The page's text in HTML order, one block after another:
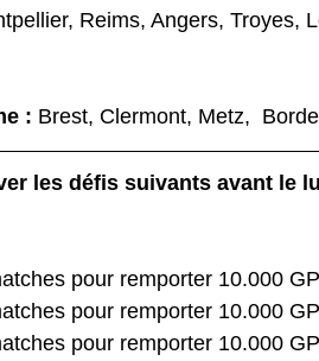
Reims, Angers, Troyes,
: Brest, Clermont, Metz,
les défis suivants avant le
pour remporter 10.000 GP
pour remporter 10.000 GP
pour remporter 10.000 GP